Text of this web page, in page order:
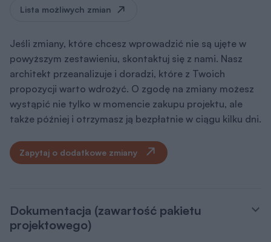
Lista możliwych zmian
Jeśli zmiany, które chcesz wprowadzić nie są ujęte w
powyższym zestawieniu, skontaktuj się z nami. Nasz
architekt przeanalizuje i doradzi, które z Twoich
propozycji warto wdrożyć. O zgodę na zmiany możesz
wystąpić nie tylko w momencie zakupu projektu, ale
także później i otrzymasz ją bezpłatnie w ciągu kilku dni.
Zapytaj o dodatkowe zmiany
Dokumentacja (zawartość pakietu
projektowego)